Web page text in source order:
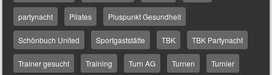
partynacht Pilates Pluspunkt Gesundheit
Schönbuch United Sportgaststätte TBK TBK Partynacht
Trainer gesucht Training Turn AG Turnen Turnier